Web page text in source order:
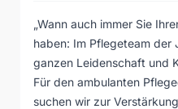
„Wann auch immer Sie
haben: Im Pflegeteam der
ganzen Leidenschaft und
Für den ambulanten
suchen wir zur